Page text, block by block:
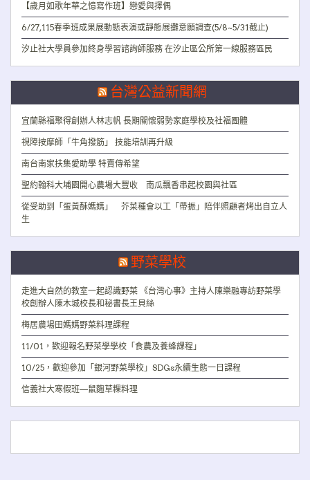
【歲月如歌年華之憶寫作班】戀愛與擇偶
6/27,115春季班成果展動態表演或靜態展攤意願調查(5/8~5/31截止)
汐止社大學員參加終身學習諮詢師服務 在汐止區公所第一線服務區民
台灣公益新聞網
宜蘭縣福聚得創辦人林志帆 長期關懷弱勢家庭學校及社福團體
視障按摩師「牛角撥筋」 技能培訓再升級
南台南家扶集愛助學 特賣傳希望
聖約翰科大埔園開心農場大豐收 南瓜飄香串起校園與社區
從受助到「蛋黃酥媽媽」 芥菜種會以工「帶振」陪伴照顧者烤出自立人
生
野菜學校
走進大自然的教室一起認識野菜 《台灣心事》主持人陳樂融專訪野菜學
校創辦人陳木城校長和秘書長王貝絲
梅居農場田媽媽野菜料理課程
11/01，歡迎報名野菜學學校「食農及養蜂課程」
10/25，歡迎參加「銀河野菜學校」SDGs永續生態一日課程
信義社大寒假班—鼠麴草粿料理